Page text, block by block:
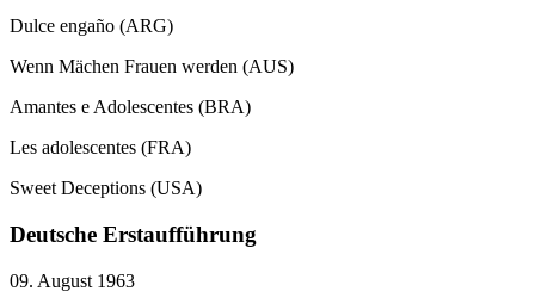
Dulce engaño (ARG)
Wenn Mächen Frauen werden (AUS)
Amantes e Adolescentes (BRA)
Les adolescentes (FRA)
Sweet Deceptions (USA)
Deutsche Erstaufführung
09. August 1963